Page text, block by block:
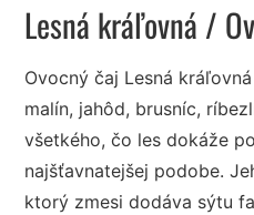
Lesná kráľovná /
Ovocný čaj Lesná
malín, jahôd, brusníc,
všetkého, čo les dokáže
najšťavnatejšej podobe.
ktorý zmesi dodáva sýtu